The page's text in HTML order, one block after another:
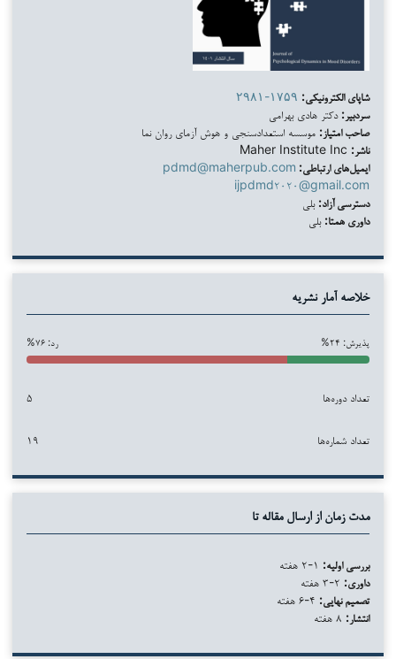
شاپای الکترونیکی: ۲۹۸۱-۱۷۵۹
سردبیر: دکتر هادی بهرامی
صاحب امتیاز: موسسه استعدادسنجی و هوش آزمای روان نما
ناشر:
ایمیل‌های ارتباطی: pdmd@maherpub.com
ijpdmd۲۰۲۰@gmail.com
دسترسی آزاد: بلی
داوری همتا: بلی
خلاصه آمار نشریه
پذیرش: ۲۴% رد: ۷۶%
تعداد دوره‌ها ۵
تعداد شماره‌ها ۱۹
مدت زمان از ارسال مقاله تا
بررسی اولیه:
داوری:
تصمیم نهایی:
انتشار: